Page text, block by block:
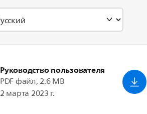
Руководство пользователя
PDF файл, 2.6 MB
2 марта 2023 г.